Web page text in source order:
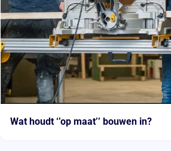
Wat houdt ‘’op maat’’ bouwen in?